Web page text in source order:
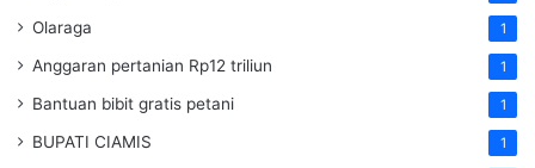
Olaraga 1
Anggaran pertanian Rp12 triliun 1
Bantuan bibit gratis petani 1
BUPATI CIAMIS 1